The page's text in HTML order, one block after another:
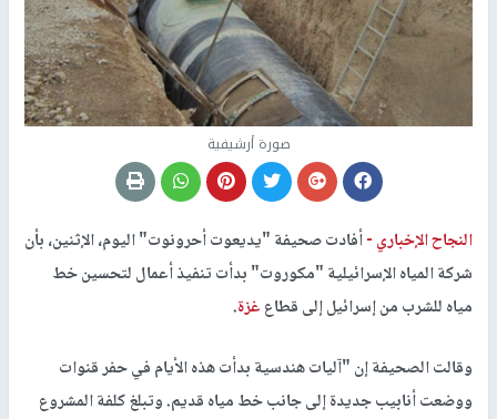
صورة أرشيفية
النجاح الإخباري -أفادت صحيفة "يديعوت أحرونوت" اليوم، الإثنين، بأن
شركة المياه الإسرائيلية "مكوروت" بدأت تنفيذ أعمال لتحسين خط
مياه للشرب من إسرائيل إلى قطاعغزة.
وقالت الصحيفة إن "آليات هندسية بدأت هذه الأيام في حفر قنوات
ووضعت أنابيب جديدة إلى جانب خط مياه قديم. وتبلغ كلفة المشروع